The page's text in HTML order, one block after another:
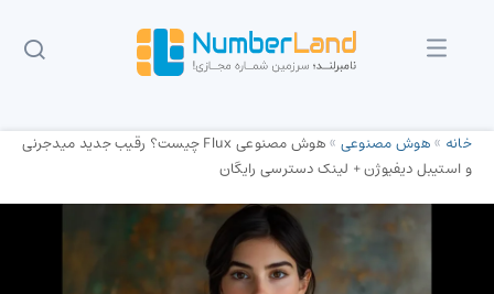
خانه »هوش مصنوعی »
هوش مصنوعی Flux چیست؟ رقیب جدید میدجرنی
و استیبل دیفیوژن + لینک دسترسی رایگان